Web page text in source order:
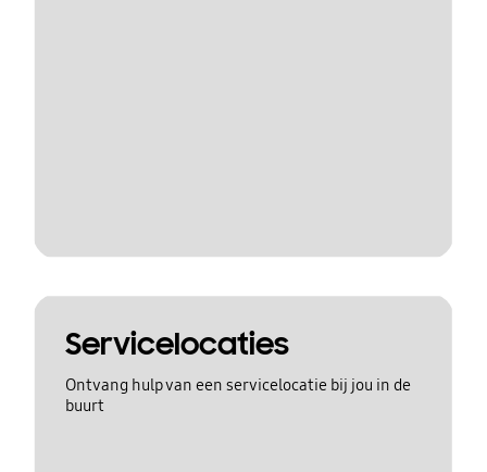
Servicelocaties
Ontvang hulp van een servicelocatie bij jou in de
buurt